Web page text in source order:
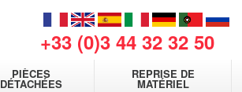
+33 (0)3 44 32 32 50
PIÈCES
DÉTACHÉES
REPRISE DE
MATÉRIEL